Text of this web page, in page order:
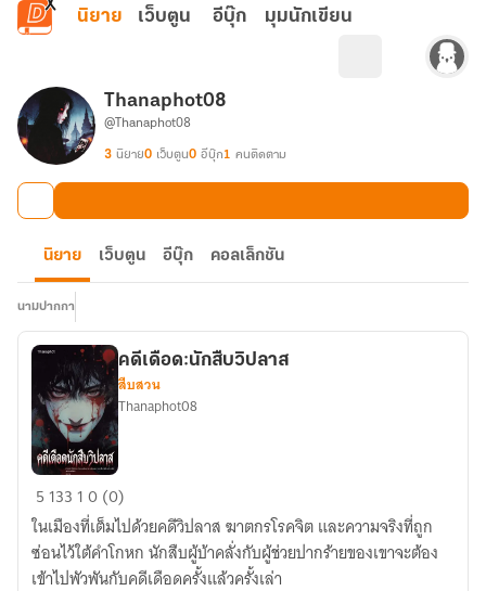
ข้ามไปยังเนื้อหาหลัก
นิยาย เว็บตูน อีบุ๊ก มุมนักเขียน
Thanaphot08
@Thanaphot08
3 นิยาย0 เว็บตูน0 อีบุ๊ก1 คนติดตาม
นิยาย เว็บตูน อีบุ๊ก คอลเล็กชัน
นามปากกา
คดี
เดือด:นักสืบ
วิปลาส
คดีเดือด:นักสืบวิปลาส
สืบสวน
Thanaphot08
5 133 10 (0)
ในเมืองที่เต็มไปด้วยคดีวิปลาส ฆาตกรโรคจิต และความจริงที่ถูก
ซ่อนไว้ใต้คำโกหก นักสืบผู้บ้าคลั่งกับผู้ช่วยปากร้ายของเขาจะต้อง
เข้าไปพัวพันกับคดีเดือดครั้งแล้วครั้งเล่า